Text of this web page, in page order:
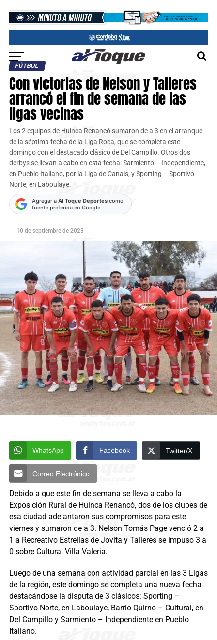
FÚTBOL
Con victorias de Nelson y Talleres
arrancó el fin de semana de las
ligas vecinas
Los 2 equipos de Huinca Renancó sumaron de a 3 en el arranque
de la séptima fecha de la Liga Roca, que se completa este
domingo con el destacado clásico de Del Campillo. Otros dos
derbys se llevan a cabo en esta fecha: Sarmiento – Independiente,
en Pueblo Italiano, por la Liga de Canals; y Sporting – Sportivo
Norte, en Laboulaye.
Agregar a Al Toque Deportescomo
fuente preferida en Google
10 de septiembre de 2023
WhatsApp Facebook Twitter/X
Correo Electrónico
Debido a que este fin de semana se lleva a cabo la
Exposición Rural de Huinca Renancó, dos de los clubes de
esa ciudad adelantaron sus compromisos para este
viernes y sumaron de a 3. Nelson Tomás Page venció 2 a
1 a Recreativo Estrellas de Jovita y Talleres se impuso 3 a
0 sobre Cultural Villa Valeria.
Luego de una semana con actividad parcial en las 3 Ligas
de la región, este domingo se completa una nueva fecha
destacándose la disputa de 3 clásicos: Sporting –
Sportivo Norte, en Laboulaye, Barrio Quirno – Cultural, en
Del Campillo y Sarmiento – Independiente en Pueblo
Italiano.